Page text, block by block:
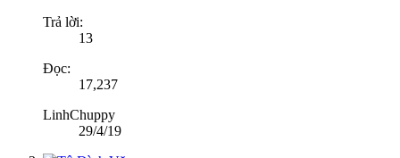
Trả lời:
13
Đọc:
17,237
LinhChuppy
29/4/19